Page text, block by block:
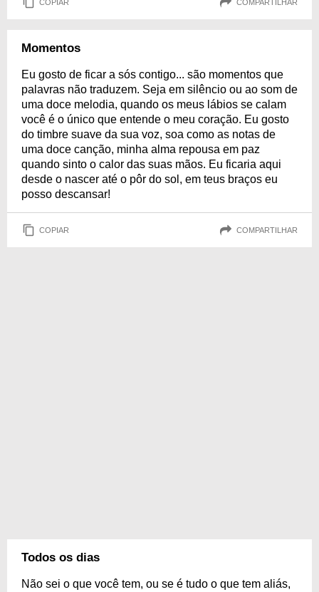
COPIAR COMPARTILHAR
Momentos
Eu gosto de ficar a sós contigo... são momentos que
palavras não traduzem. Seja em silêncio ou ao som de
uma doce melodia, quando os meus lábios se calam
você é o único que entende o meu coração. Eu gosto
do timbre suave da sua voz, soa como as notas de
uma doce canção, minha alma repousa em paz
quando sinto o calor das suas mãos. Eu ficaria aqui
desde o nascer até o pôr do sol, em teus braços eu
posso descansar!
COPIAR COMPARTILHAR
Todos os dias
Não sei o que você tem, ou se é tudo o que tem aliás,